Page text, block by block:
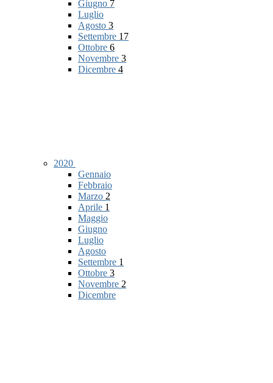
Giugno 7
Luglio
Agosto 3
Settembre 17
Ottobre 6
Novembre 3
Dicembre 4
2020
Gennaio
Febbraio
Marzo 2
Aprile 1
Maggio
Giugno
Luglio
Agosto
Settembre 1
Ottobre 3
Novembre 2
Dicembre